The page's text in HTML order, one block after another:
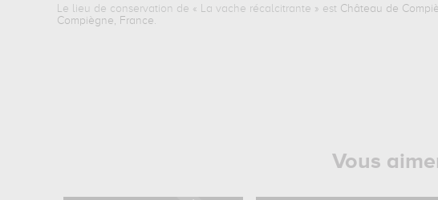
Le lieu de conservation de « La vache récalcitrante » est Château de
Compiègne, France.
Vous